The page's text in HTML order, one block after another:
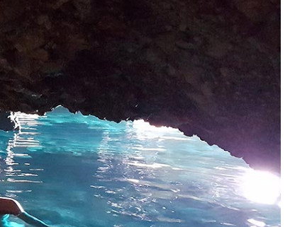
Art der Tour:
Schwierigkeitsgrad:
von
bis
Kondition (Tourdauer):
von
bis